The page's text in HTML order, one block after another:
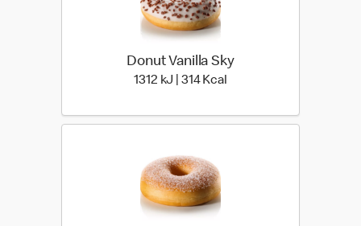
Donut Vanilla Sky
1312 kJ | 314 Kcal